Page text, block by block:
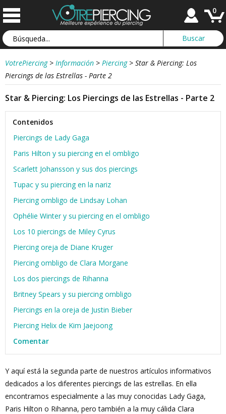
0
VotrePiercing > Información > Piercing > Star & Piercing: Los
Piercings de las Estrellas - Parte 2
Star & Piercing: Los Piercings de las Estrellas - Parte 2
Contenidos
Piercings de Lady Gaga
Paris Hilton y su piercing en el ombligo
Scarlett Johansson y sus dos piercings
Tupac y su piercing en la nariz
Piercing ombligo de Lindsay Lohan
Ophélie Winter y su piercing en el ombligo
Los 10 piercings de Miley Cyrus
Piercing oreja de Diane Kruger
Piercing ombligo de Clara Morgane
Los dos piercings de Rihanna
Britney Spears y su piercing ombligo
Piercings en la oreja de Justin Bieber
Piercing Helix de Kim Jaejoong
Comentar
Y aquí está la segunda parte de nuestros artículos informativos
dedicados a los diferentes piercings de las estrellas. En ella
encontramos especialmente a las muy conocidas Lady Gaga,
Paris Hilton o Rihanna, pero también a la muy cálida Clara